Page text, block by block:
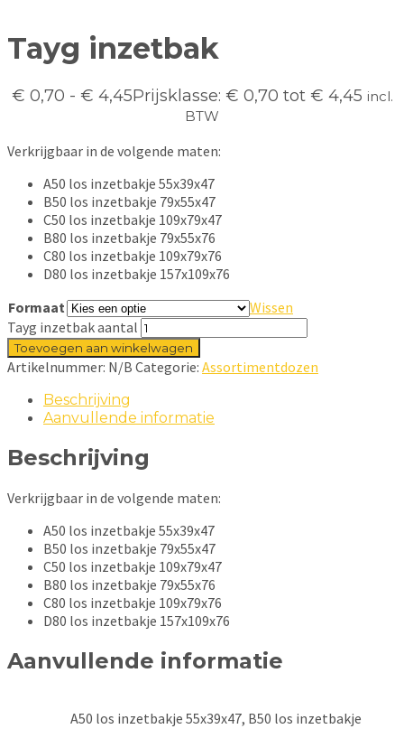
Tayg inzetbak
€ 0,70 - € 4,45Prijsklasse: € 0,70 tot € 4,45 incl.
BTW
Verkrijgbaar in de volgende maten:
A50 los inzetbakje 55x39x47
B50 los inzetbakje 79x55x47
C50 los inzetbakje 109x79x47
B80 los inzetbakje 79x55x76
C80 los inzetbakje 109x79x76
D80 los inzetbakje 157x109x76
Formaat
Wissen
Tayg inzetbak aantal
Toevoegen aan winkelwagen
Artikelnummer: N/B Categorie: Assortimentdozen
Beschrijving
Aanvullende informatie
Beschrijving
Verkrijgbaar in de volgende maten:
A50 los inzetbakje 55x39x47
B50 los inzetbakje 79x55x47
C50 los inzetbakje 109x79x47
B80 los inzetbakje 79x55x76
C80 los inzetbakje 109x79x76
D80 los inzetbakje 157x109x76
Aanvullende informatie
A50 los inzetbakje 55x39x47, B50 los inzetbakje